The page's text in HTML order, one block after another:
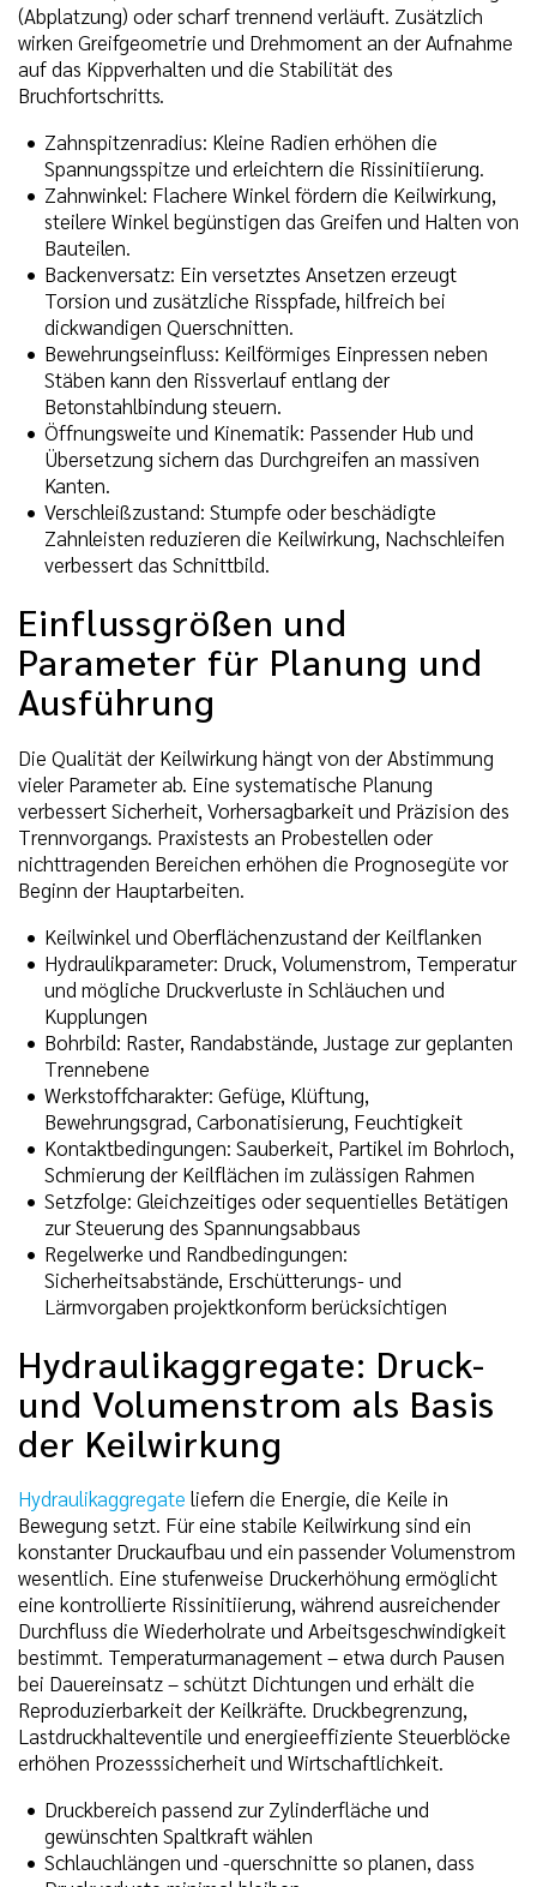
(Abplatzung) oder scharf trennend verläuft. Zusätzlich
wirken Greifgeometrie und Drehmoment an der Aufnahme
auf das Kippverhalten und die Stabilität des
Bruchfortschritts.
Zahnspitzenradius: Kleine Radien erhöhen die
Spannungsspitze und erleichtern die Rissinitiierung.
Zahnwinkel: Flachere Winkel fördern die Keilwirkung,
steilere Winkel begünstigen das Greifen und Halten von
Bauteilen.
Backenversatz: Ein versetztes Ansetzen erzeugt
Torsion und zusätzliche Risspfade, hilfreich bei
dickwandigen Querschnitten.
Bewehrungseinfluss: Keilförmiges Einpressen neben
Stäben kann den Rissverlauf entlang der
Betonstahlbindung steuern.
Öffnungsweite und Kinematik: Passender Hub und
Übersetzung sichern das Durchgreifen an massiven
Kanten.
Verschleißzustand: Stumpfe oder beschädigte
Zahnleisten reduzieren die Keilwirkung, Nachschleifen
verbessert das Schnittbild.
Einflussgrößen und
Parameter für Planung und
Ausführung
Die Qualität der Keilwirkung hängt von der Abstimmung
vieler Parameter ab. Eine systematische Planung
verbessert Sicherheit, Vorhersagbarkeit und Präzision des
Trennvorgangs. Praxistests an Probestellen oder
nichttragenden Bereichen erhöhen die Prognosegüte vor
Beginn der Hauptarbeiten.
Keilwinkel und Oberflächenzustand der Keilflanken
Hydraulikparameter: Druck, Volumenstrom, Temperatur
und mögliche Druckverluste in Schläuchen und
Kupplungen
Bohrbild: Raster, Randabstände, Justage zur geplanten
Trennebene
Werkstoffcharakter: Gefüge, Klüftung,
Bewehrungsgrad, Carbonatisierung, Feuchtigkeit
Kontaktbedingungen: Sauberkeit, Partikel im Bohrloch,
Schmierung der Keilflächen im zulässigen Rahmen
Setzfolge: Gleichzeitiges oder sequentielles Betätigen
zur Steuerung des Spannungsabbaus
Regelwerke und Randbedingungen:
Sicherheitsabstände, Erschütterungs- und
Lärmvorgaben projektkonform berücksichtigen
Hydraulikaggregate: Druck-
und Volumenstrom als Basis
der Keilwirkung
Hydraulikaggregate liefern die Energie, die Keile in
Bewegung setzt. Für eine stabile Keilwirkung sind ein
konstanter Druckaufbau und ein passender Volumenstrom
wesentlich. Eine stufenweise Druckerhöhung ermöglicht
eine kontrollierte Rissinitiierung, während ausreichender
Durchfluss die Wiederholrate und Arbeitsgeschwindigkeit
bestimmt. Temperaturmanagement – etwa durch Pausen
bei Dauereinsatz – schützt Dichtungen und erhält die
Reproduzierbarkeit der Keilkräfte. Druckbegrenzung,
Lastdruckhalteventile und energieeffiziente Steuerblöcke
erhöhen Prozesssicherheit und Wirtschaftlichkeit.
Druckbereich passend zur Zylinderfläche und
gewünschten Spaltkraft wählen
Schlauchlängen und -querschnitte so planen, dass